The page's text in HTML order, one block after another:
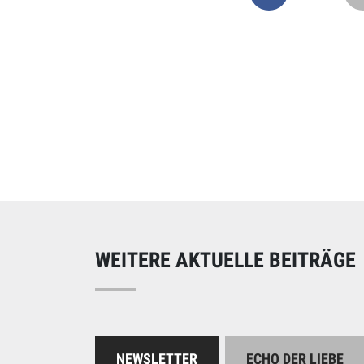
WEITERE AKTUELLE BEITRÄGE
NEWSLETTER ECHO DER LIEBE